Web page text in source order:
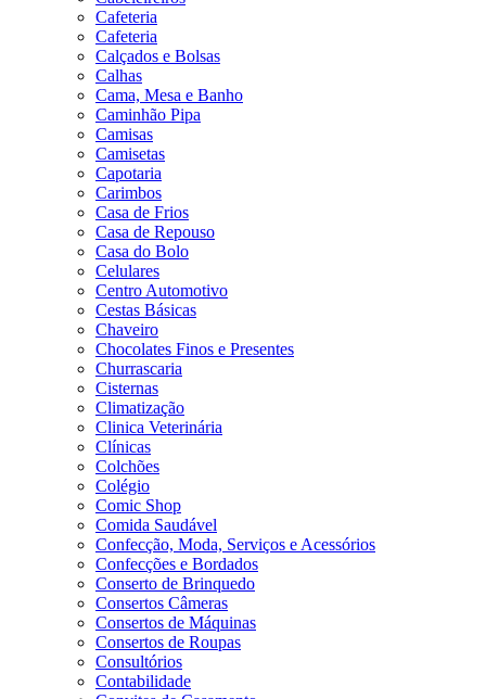
Cafeteria
Cafeteria
Calçados e Bolsas
Calhas
Cama, Mesa e Banho
Caminhão Pipa
Camisas
Camisetas
Capotaria
Carimbos
Casa de Frios
Casa de Repouso
Casa do Bolo
Celulares
Centro Automotivo
Cestas Básicas
Chaveiro
Chocolates Finos e Presentes
Churrascaria
Cisternas
Climatização
Clinica Veterinária
Clínicas
Colchões
Colégio
Comic Shop
Comida Saudável
Confecção, Moda, Serviços e Acessórios
Confecções e Bordados
Conserto de Brinquedo
Consertos Câmeras
Consertos de Máquinas
Consertos de Roupas
Consultórios
Contabilidade